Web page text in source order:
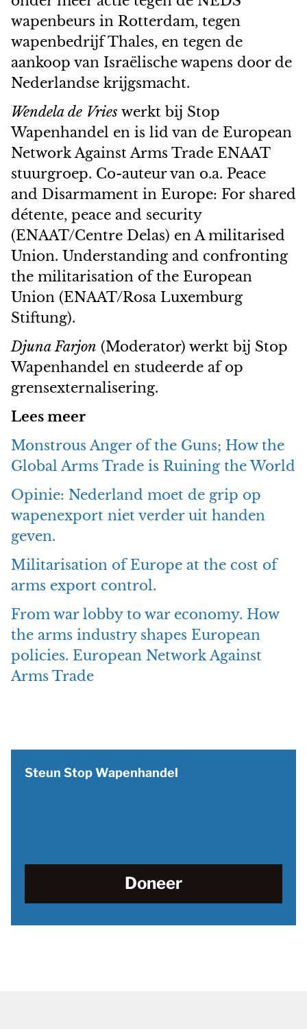
wapenbeurs in Rotterdam, tegen
wapenbedrijf Thales, en tegen de
aankoop van Israëlische wapens door de
Nederlandse krijgsmacht.
Wendela de Vries werkt bij Stop
Wapenhandel en is lid van de European
Network Against Arms Trade ENAAT
stuurgroep. Co-auteur van o.a. Peace
and Disarmament in Europe: For shared
détente, peace and security
(ENAAT/Centre Delas) en A militarised
Union. Understanding and confronting
the militarisation of the European
Union (ENAAT/Rosa Luxemburg
Stiftung).
Djuna Farjon (Moderator) werkt bij Stop
Wapenhandel en studeerde af op
grensexternalisering.
Lees meer
Monstrous Anger of the Guns; How the
Global Arms Trade is Ruining the World
Opinie: Nederland moet de grip op
wapenexport niet verder uit handen
geven.
Militarisation of Europe at the cost of
arms export control.
From war lobby to war economy. How
the arms industry shapes European
policies. European Network Against
Arms Trade
Steun Stop Wapenhandel
Doneer